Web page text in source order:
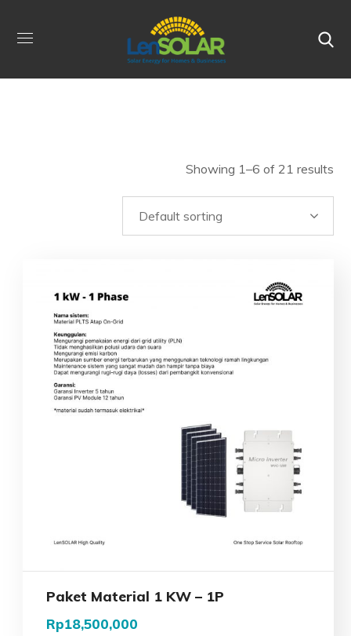
Showing 1–6 of 21 results
Paket Material 1 KW – 1P
Rp18,500,000